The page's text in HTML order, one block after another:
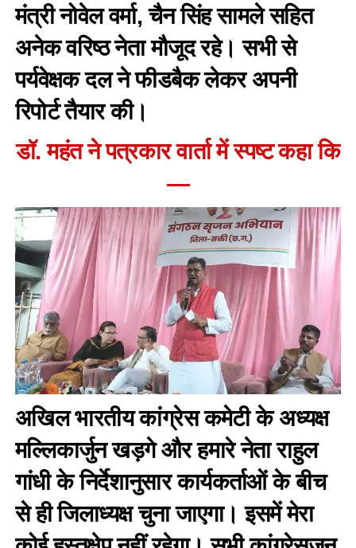
मंत्री नोवेल वर्मा, चैन सिंह सामले सहित
अनेक वरिष्ठ नेता मौजूद रहे। सभी से
पर्यवेक्षक दल ने फीडबैक लेकर अपनी
रिपोर्ट तैयार की।
डॉ. महंत ने पत्रकार वार्ता में स्पष्ट कहा कि
—
अखिल भारतीय कांग्रेस कमेटी के अध्यक्ष
मल्लिकार्जुन खड़गे और हमारे नेता राहुल
गांधी के निर्देशानुसार कार्यकर्ताओं के बीच
से ही जिलाध्यक्ष चुना जाएगा। इसमें मेरा